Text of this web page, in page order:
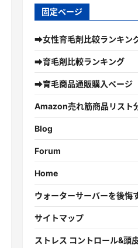
固定ページ
➡女性育毛剤比較ランキン
➡育毛剤比較ランキング
➡育毛商品通販購入ページ
Amazon売れ筋商品リスト
Blog
Forum
Home
ウォーターサーバーを後悔
サイトマップ
ストレス コントロール&頭